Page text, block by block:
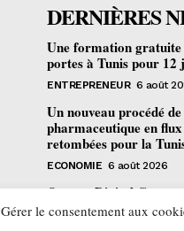
Gérer le consentement aux
DERNIÈRES
Une formation gratuite
portes à Tunis pour 12
ENTREPRENEUR 6 août
Un nouveau procédé
pharmaceutique en
retombées pour la
ECONOMIE 6 août 2026
Orange Digital Center
devenue le laboratoire